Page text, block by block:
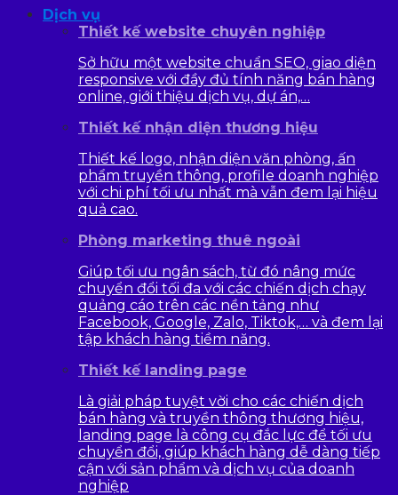
Dịch vụ
Thiết kế website chuyên nghiệp
Sở hữu một website chuẩn SEO, giao diện
responsive với đầy đủ tính năng bán hàng
online, giới thiệu dịch vụ, dự án,…
Thiết kế nhận diện thương hiệu
Thiết kế logo, nhận diện văn phòng, ấn
phẩm truyền thông, profile doanh nghiệp
với chi phí tối ưu nhất mà vẫn đem lại hiệu
quả cao.
Phòng marketing thuê ngoài
Giúp tối ưu ngân sách, từ đó nâng mức
chuyển đổi tối đa với các chiến dịch chạy
quảng cáo trên các nền tảng như
Facebook, Google, Zalo, Tiktok,… và đem lại
tập khách hàng tiềm năng.
Thiết kế landing page
Là giải pháp tuyệt vời cho các chiến dịch
bán hàng và truyền thông thương hiệu,
landing page là công cụ đắc lực để tối ưu
chuyển đổi, giúp khách hàng dễ dàng tiếp
cận với sản phẩm và dịch vụ của doanh
nghiệp